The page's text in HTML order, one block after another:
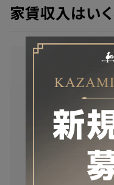
家賃収入はい